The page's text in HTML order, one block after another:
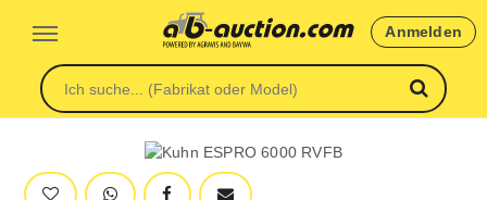
Anmelden